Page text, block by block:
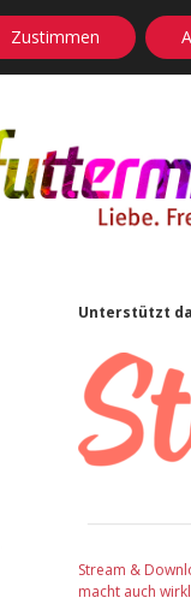
Unterstützt
Stream &
macht auch
Zustimmen